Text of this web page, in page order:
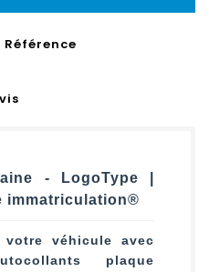
- LogoType |
immatriculation®
véhicule avec
plaque